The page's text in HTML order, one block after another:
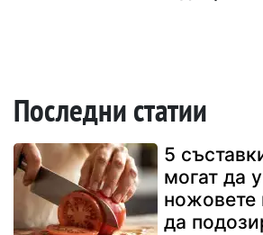
Последни статии
5
могат да
ножовете
да